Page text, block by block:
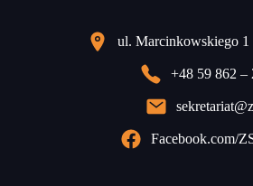
ul. Marcinkowskiego
+48 59 862 –
Facebook.com/